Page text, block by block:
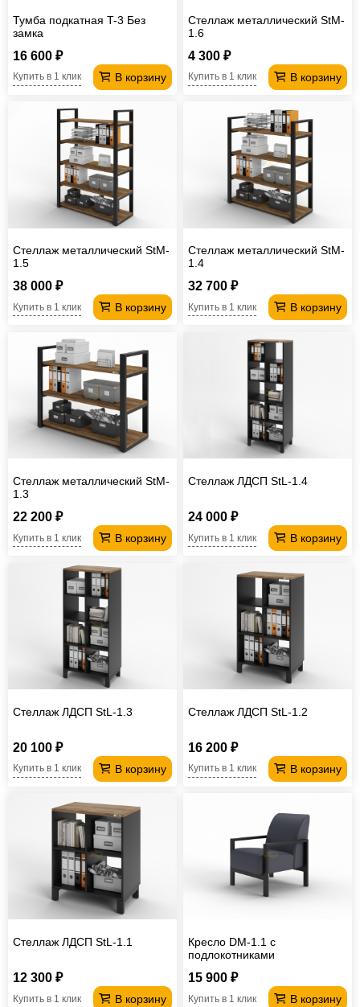
Тумба подкатная T-3 Без
замка
16 600 ₽
В корзину
Купить в 1 клик
Стеллаж металлический StM-
1.6
4 300 ₽
В корзину
Купить в 1 клик
Стеллаж металлический StM-
1.5
38 000 ₽
В корзину
Купить в 1 клик
Стеллаж металлический StM-
1.4
32 700 ₽
В корзину
Купить в 1 клик
Стеллаж металлический StM-
1.3
22 200 ₽
В корзину
Купить в 1 клик
Стеллаж ЛДСП StL-1.4
24 000 ₽
В корзину
Купить в 1 клик
Стеллаж ЛДСП StL-1.3
20 100 ₽
В корзину
Купить в 1 клик
Стеллаж ЛДСП StL-1.2
16 200 ₽
В корзину
Купить в 1 клик
Стеллаж ЛДСП StL-1.1
12 300 ₽
В корзину
Купить в 1 клик
Кресло DM-1.1 с
подлокотниками
15 900 ₽
В корзину
Купить в 1 клик